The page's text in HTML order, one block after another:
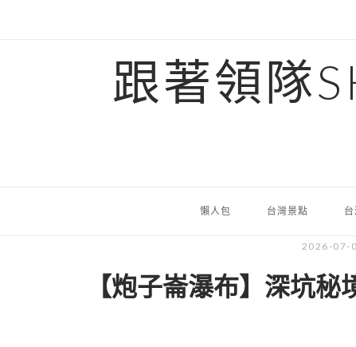
跟著領隊
懶人包 台灣景點
2026-07-
【炮子崙瀑布】深坑